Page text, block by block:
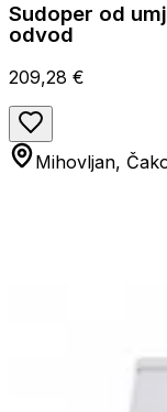
Sudoper od
odvod
209,28 €
Mihovljan,